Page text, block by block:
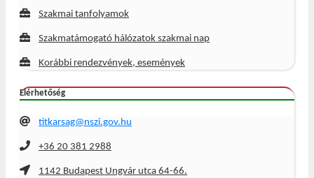
Szakmai tanfolyamok
Szakmatámogató hálózatok szakmai nap
Korábbi rendezvények, események
Elérhetőség
titkarsag@nszi.gov.hu
+36 20 381 2988
1142 Budapest Ungvár utca 64-66.